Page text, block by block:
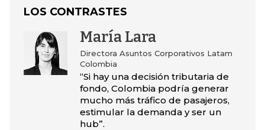
LOS CONTRASTES
María Lara
Directora Asuntos Corporativos Latam
Colombia
“Si hay una decisión tributaria de
fondo, Colombia podría generar
mucho más tráfico de pasajeros,
estimular la demanda y ser un
hub”.